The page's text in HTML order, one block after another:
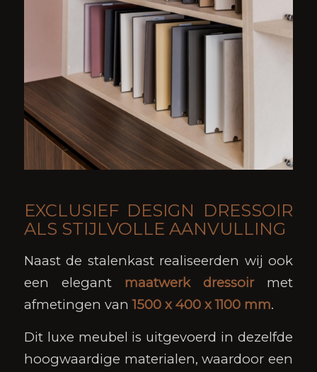
EXCLUSIEF DESIGN DRESSOIR
ALS STIJLVOLLE AANVULLING
Naast de stalenkast realiseerden wij ook
een elegant maatwerk dressoirmet
afmetingen van1500 x 400 x 1100 mm.
Dit luxe meubel is uitgevoerd in dezelfde
hoogwaardige materialen, waardoor een